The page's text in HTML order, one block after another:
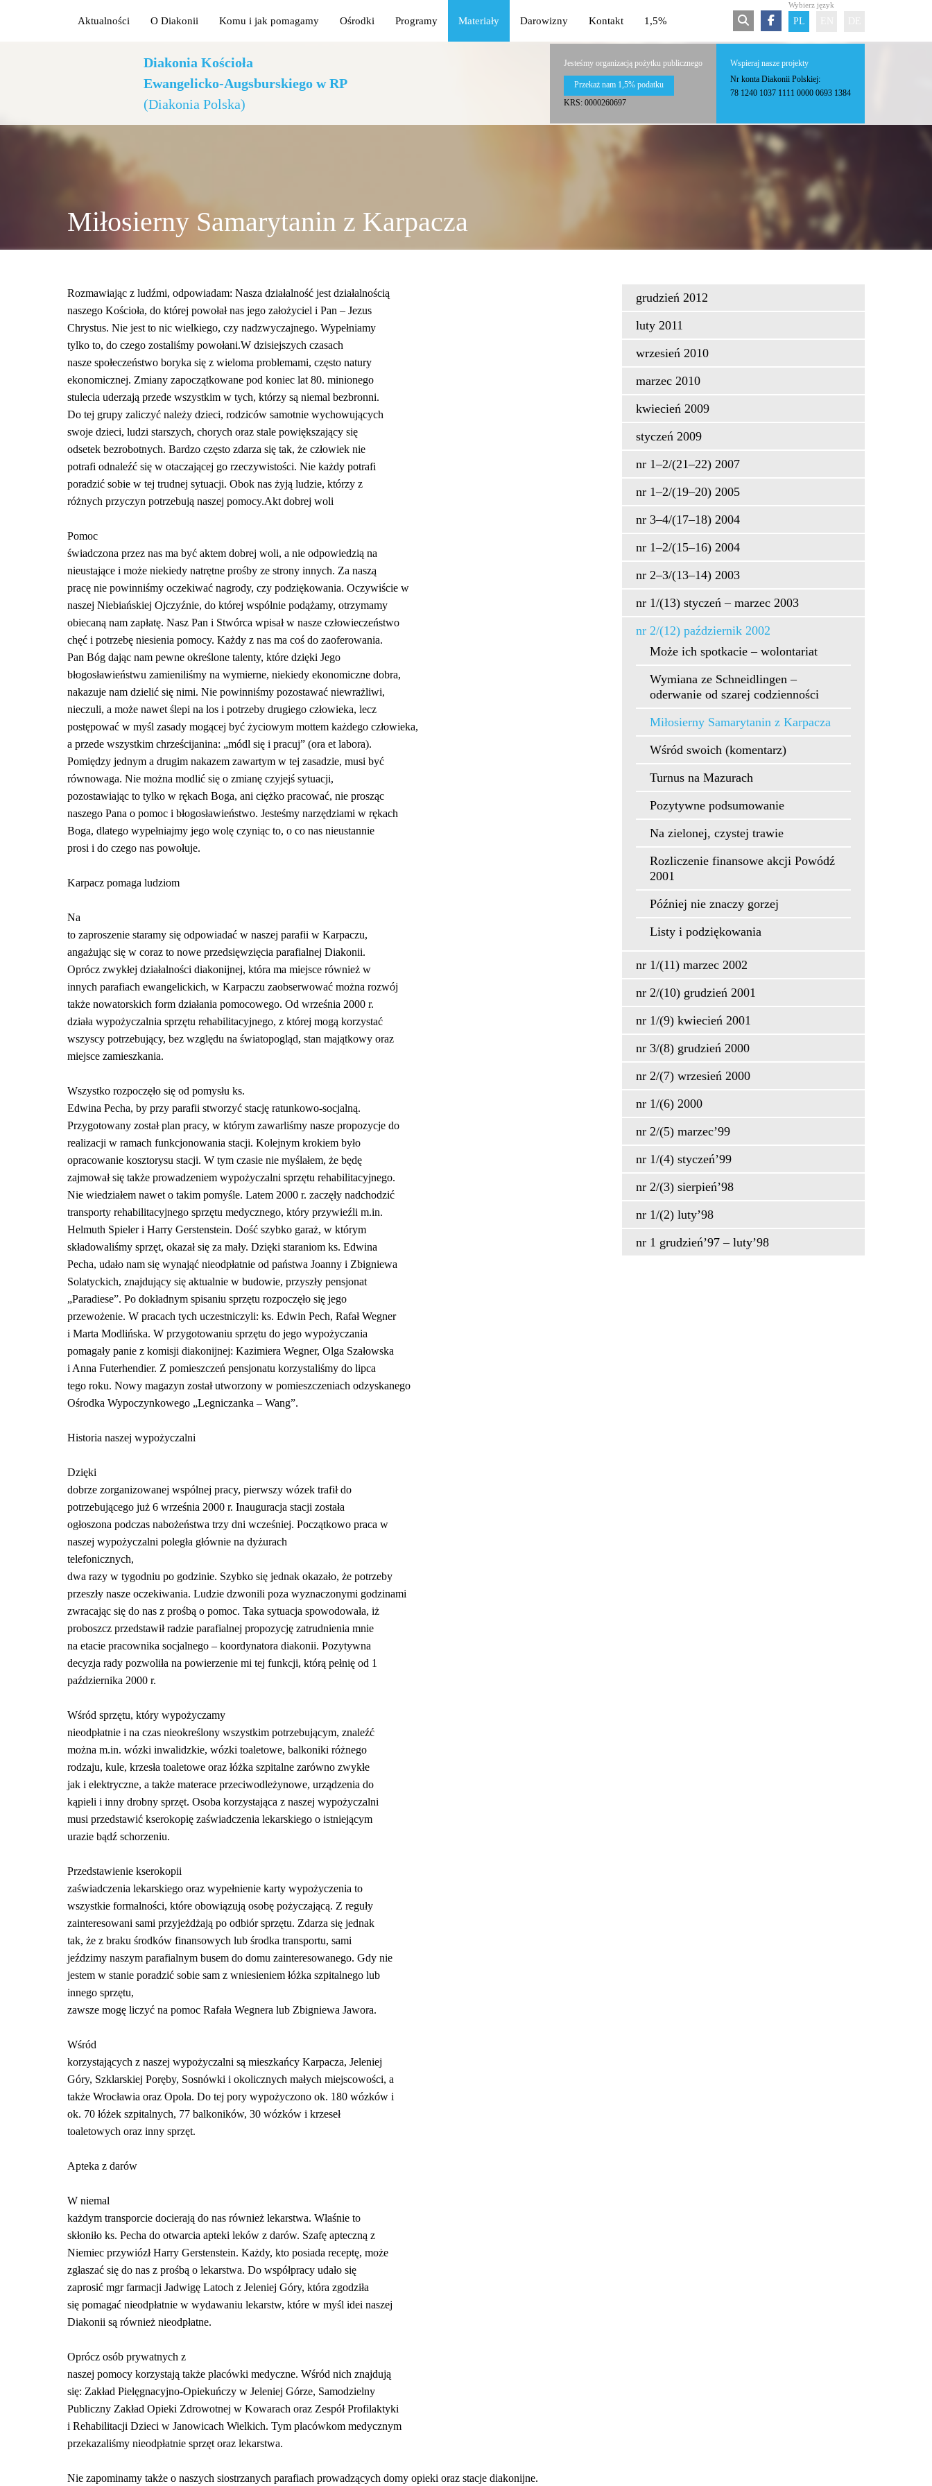
Aktualności O Diakonii Komu i jak pomagamy Ośrodki Programy Materiały Darowizny Kontakt 1,5%
Wybierz język
PL
Diakonia Kościoła
Ewangelicko-Augsburskiego w RP
(Diakonia Polska)
Jesteśmy organizacją pożytku publicznego
Przekaż nam 1,5% podatku
KRS: 0000260697
Wspieraj nasze projekty
Nr konta Diakonii Polskiej:
78 1240 1037 1111 0000 0693 1384
Miłosierny Samarytanin z Karpacza
Rozmawiając z ludźmi, odpowiadam: Nasza działalność jest działalnością
naszego Kościoła, do której powołał nas jego założyciel i Pan – Jezus
Chrystus. Nie jest to nic wielkiego, czy nadzwyczajnego. Wypełniamy
tylko to, do czego zostaliśmy powołani.W dzisiejszych czasach
nasze społeczeństwo boryka się z wieloma problemami, często natury
ekonomicznej. Zmiany zapoczątkowane pod koniec lat 80. minionego
stulecia uderzają przede wszystkim w tych, którzy są niemal bezbronni.
Do tej grupy zaliczyć należy dzieci, rodziców samotnie wychowujących
swoje dzieci, ludzi starszych, chorych oraz stale powiększający się
odsetek bezrobotnych. Bardzo często zdarza się tak, że człowiek nie
potrafi odnaleźć się w otaczającej go rzeczywistości. Nie każdy potrafi
poradzić sobie w tej trudnej sytuacji. Obok nas żyją ludzie, którzy z
różnych przyczyn potrzebują naszej pomocy.Akt dobrej woli
Pomoc
świadczona przez nas ma być aktem dobrej woli, a nie odpowiedzią na
nieustające i może niekiedy natrętne prośby ze strony innych. Za naszą
pracę nie powinniśmy oczekiwać nagrody, czy podziękowania. Oczywiście w
naszej Niebiańskiej Ojczyźnie, do której wspólnie podążamy, otrzymamy
obiecaną nam zapłatę. Nasz Pan i Stwórca wpisał w nasze człowieczeństwo
chęć i potrzebę niesienia pomocy. Każdy z nas ma coś do zaoferowania.
Pan Bóg dając nam pewne określone talenty, które dzięki Jego
błogosławieństwu zamieniliśmy na wymierne, niekiedy ekonomiczne dobra,
nakazuje nam dzielić się nimi. Nie powinniśmy pozostawać niewrażliwi,
nieczuli, a może nawet ślepi na los i potrzeby drugiego człowieka, lecz
postępować w myśl zasady mogącej być życiowym mottem każdego człowieka,
a przede wszystkim chrześcijanina: „módl się i pracuj” (ora et labora).
Pomiędzy jednym a drugim nakazem zawartym w tej zasadzie, musi być
równowaga. Nie można modlić się o zmianę czyjejś sytuacji,
pozostawiając to tylko w rękach Boga, ani ciężko pracować, nie prosząc
naszego Pana o pomoc i błogosławieństwo. Jesteśmy narzędziami w rękach
Boga, dlatego wypełniajmy jego wolę czyniąc to, o co nas nieustannie
prosi i do czego nas powołuje.
Karpacz pomaga ludziom
Na
to zaproszenie staramy się odpowiadać w naszej parafii w Karpaczu,
angażując się w coraz to nowe przedsięwzięcia parafialnej Diakonii.
Oprócz zwykłej działalności diakonijnej, która ma miejsce również w
innych parafiach ewangelickich, w Karpaczu zaobserwować można rozwój
także nowatorskich form działania pomocowego. Od września 2000 r.
działa wypożyczalnia sprzętu rehabilitacyjnego, z której mogą korzystać
wszyscy potrzebujący, bez względu na światopogląd, stan majątkowy oraz
miejsce zamieszkania.
Wszystko rozpoczęło się od pomysłu ks.
Edwina Pecha, by przy parafii stworzyć stację ratunkowo-socjalną.
Przygotowany został plan pracy, w którym zawarliśmy nasze propozycje do
realizacji w ramach funkcjonowania stacji. Kolejnym krokiem było
opracowanie kosztorysu stacji. W tym czasie nie myślałem, że będę
zajmował się także prowadzeniem wypożyczalni sprzętu rehabilitacyjnego.
Nie wiedziałem nawet o takim pomyśle. Latem 2000 r. zaczęły nadchodzić
transporty rehabilitacyjnego sprzętu medycznego, który przywieźli m.in.
Helmuth Spieler i Harry Gerstenstein. Dość szybko garaż, w którym
składowaliśmy sprzęt, okazał się za mały. Dzięki staraniom ks. Edwina
Pecha, udało nam się wynająć nieodpłatnie od państwa Joanny i Zbigniewa
Solatyckich, znajdujący się aktualnie w budowie, przyszły pensjonat
„Paradiese”. Po dokładnym spisaniu sprzętu rozpoczęło się jego
przewożenie. W pracach tych uczestniczyli: ks. Edwin Pech, Rafał Wegner
i Marta Modlińska. W przygotowaniu sprzętu do jego wypożyczania
pomagały panie z komisji diakonijnej: Kazimiera Wegner, Olga Szałowska
i Anna Futerhendier. Z pomieszczeń pensjonatu korzystaliśmy do lipca
tego roku. Nowy magazyn został utworzony w pomieszczeniach odzyskanego
Ośrodka Wypoczynkowego „Legniczanka – Wang”.
Historia naszej wypożyczalni
Dzięki
dobrze zorganizowanej wspólnej pracy, pierwszy wózek trafił do
potrzebującego już 6 września 2000 r. Inauguracja stacji została
ogłoszona podczas nabożeństwa trzy dni wcześniej. Początkowo praca w
naszej wypożyczalni poległa głównie na dyżurach
telefonicznych,
dwa razy w tygodniu po godzinie. Szybko się jednak okazało, że potrzeby
przeszły nasze oczekiwania. Ludzie dzwonili poza wyznaczonymi godzinami
zwracając się do nas z prośbą o pomoc. Taka sytuacja spowodowała, iż
proboszcz przedstawił radzie parafialnej propozycję zatrudnienia mnie
na etacie pracownika socjalnego – koordynatora diakonii. Pozytywna
decyzja rady pozwoliła na powierzenie mi tej funkcji, którą pełnię od 1
października 2000 r.
Wśród sprzętu, który wypożyczamy
nieodpłatnie i na czas nieokreślony wszystkim potrzebującym, znaleźć
można m.in. wózki inwalidzkie, wózki toaletowe, balkoniki różnego
rodzaju, kule, krzesła toaletowe oraz łóżka szpitalne zarówno zwykłe
jak i elektryczne, a także materace przeciwodleżynowe, urządzenia do
kąpieli i inny drobny sprzęt. Osoba korzystająca z naszej wypożyczalni
musi przedstawić kserokopię zaświadczenia lekarskiego o istniejącym
urazie bądź schorzeniu.
Przedstawienie kserokopii
zaświadczenia lekarskiego oraz wypełnienie karty wypożyczenia to
wszystkie formalności, które obowiązują osobę pożyczającą. Z reguły
zainteresowani sami przyjeżdżają po odbiór sprzętu. Zdarza się jednak
tak, że z braku środków finansowych lub środka transportu, sami
jeździmy naszym parafialnym busem do domu zainteresowanego. Gdy nie
jestem w stanie poradzić sobie sam z wniesieniem łóżka szpitalnego lub
innego sprzętu,
zawsze mogę liczyć na pomoc Rafała Wegnera lub Zbigniewa Jawora.
Wśród
korzystających z naszej wypożyczalni są mieszkańcy Karpacza, Jeleniej
Góry, Szklarskiej Poręby, Sosnówki i okolicznych małych miejscowości, a
także Wrocławia oraz Opola. Do tej pory wypożyczono ok. 180 wózków i
ok. 70 łóżek szpitalnych, 77 balkoników, 30 wózków i krzeseł
toaletowych oraz inny sprzęt.
Apteka z darów
W niemal
każdym transporcie docierają do nas również lekarstwa. Właśnie to
skłoniło ks. Pecha do otwarcia apteki leków z darów. Szafę apteczną z
Niemiec przywiózł Harry Gerstenstein. Każdy, kto posiada receptę, może
zgłaszać się do nas z prośbą o lekarstwa. Do współpracy udało się
zaprosić mgr farmacji Jadwigę Latoch z Jeleniej Góry, która zgodziła
się pomagać nieodpłatnie w wydawaniu lekarstw, które w myśl idei naszej
Diakonii są również nieodpłatne.
Oprócz osób prywatnych z
naszej pomocy korzystają także placówki medyczne. Wśród nich znajdują
się: Zakład Pielęgnacyjno-Opiekuńczy w Jeleniej Górze, Samodzielny
Publiczny Zakład Opieki Zdrowotnej w Kowarach oraz Zespół Profilaktyki
i Rehabilitacji Dzieci w Janowicach Wielkich. Tym placówkom medycznym
przekazaliśmy nieodpłatnie sprzęt oraz lekarstwa.
Nie zapominamy także o naszych siostrzanych parafiach prowadzących domy opieki oraz stacje diakonijne.
grudzień 2012
luty 2011
wrzesień 2010
marzec 2010
kwiecień 2009
styczeń 2009
nr 1–2/(21–22) 2007
nr 1–2/(19–20) 2005
nr 3–4/(17–18) 2004
nr 1–2/(15–16) 2004
nr 2–3/(13–14) 2003
nr 1/(13) styczeń – marzec 2003
nr 2/(12) październik 2002
Może ich spotkacie – wolontariat
Wymiana ze Schneidlingen –
oderwanie od szarej codzienności
Miłosierny Samarytanin z Karpacza
Wśród swoich (komentarz)
Turnus na Mazurach
Pozytywne podsumowanie
Na zielonej, czystej trawie
Rozliczenie finansowe akcji Powódź
2001
Później nie znaczy gorzej
Listy i podziękowania
nr 1/(11) marzec 2002
nr 2/(10) grudzień 2001
nr 1/(9) kwiecień 2001
nr 3/(8) grudzień 2000
nr 2/(7) wrzesień 2000
nr 1/(6) 2000
nr 2/(5) marzec’99
nr 1/(4) styczeń’99
nr 2/(3) sierpień’98
nr 1/(2) luty’98
nr 1 grudzień’97 – luty’98